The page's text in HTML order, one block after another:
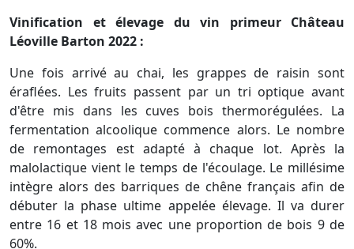
Vinification et élevage du vin primeur Château
Léoville Barton 2022 :
Une fois arrivé au chai, les grappes de raisin sont
éraflées. Les fruits passent par un tri optique avant
d'être mis dans les cuves bois thermorégulées. La
fermentation alcoolique commence alors. Le nombre
de remontages est adapté à chaque lot. Après la
malolactique vient le temps de l'écoulage. Le millésime
intègre alors des barriques de chêne français afin de
débuter la phase ultime appelée élevage. Il va durer
entre 16 et 18 mois avec une proportion de bois 9 de
60%.